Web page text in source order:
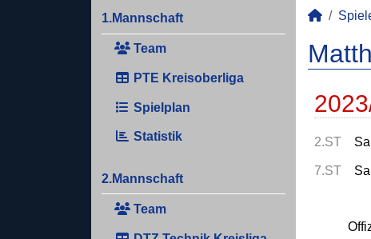
1.Mannschaft
Team
PTE Kreisoberliga
Spielplan
Statistik
2.Mannschaft
Team
2.ST
7.ST